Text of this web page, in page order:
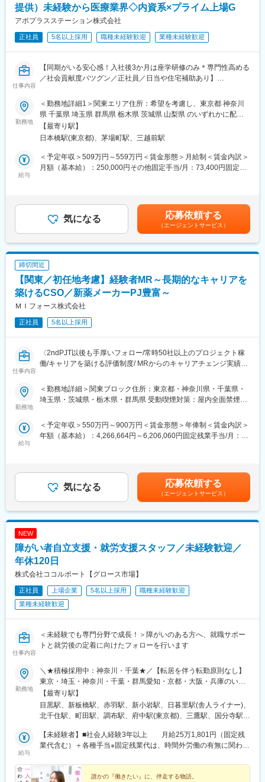
変更の範囲：会社の定める業務
◎未経験から医療業界へ｜大手製薬会社のプロジェクトで働ける
◎3ヶ月研修＋OJTでゼロから育成｜専門性の高いキャリア形成
◎年収500万円～＋社宅補助あり｜収入アップ可能
◎異業種出身者（営業、接客、旅行・ホテル、介護、公務員、教
■入社後の流れ
▽約3ヶ月の研修（医療知識・業務理解）
けながら実務習得
▽キャリア形成（MR経験者スペシャリスト・管理職や本社管理職
へのキャリアアップ＆キャリアチェンジの可能性アリ）
■充実した研修制度
・入社後3ヶ月は研修に専念（基礎から習得）
・全員未経験入社！同期とスタートできる環境
・外勤手当（1日1,500円）
・社宅制度（家賃60％会社負担）※条件あり
■当社の特徴
研修終了後は各製薬メーカーのプロジェクトに配属される『コン
クラクトMR』。配属期間は平均2～3年程。新薬を中心にプロジ
ェクトが豊富にあり、成長機会が広がります。
がんや希少疾患の医薬品担当など専門性を深めるキャリアや、マ
ネジメント・人材育成など多様なキャリアパスが可能。
つくため、将来にわたって活かせる市場価値の高いキャリアを築
くことが可能です。
変更の範囲：会社の定める業務
提供）未経験から医療業界◇内資系×プライム上場G
アポプラスステーション株式会社
正社員 5名以上採用 職種未経験歓迎 業種未経験歓迎
仕事内容
【同期がいる安心感！入社後3か月は座学研修のみ＊専門性高める
／社会貢献度バツグン／正社員／日当や住宅補助あり】
★本ポジションは、未経験から医療業界で活躍できます！
・医療を通じて社会に貢献したい
・仕事を通じて学びを深め自己の成長を実感したい
・専門職として知識、技能を身に付けたい
・内資系の安定企業で働きたい
という方にはおススメです！
＜2人に1人は未経験入社、75%は異業種からの転職者です＞
品に関する情報提供を行います。
医薬品は「どの成分に、どのような効果があって、誰に使うと良
いのか」などの情報が付加されて、初めて効果的に使うことがで
きます。医師への適切な医薬品情報の提供を通じて、患者さんの
治療、地域医療課題に貢献することができます。
・入社から3か月間：座学研修（導入教育）のみ
わせて行う、MR認定試験に100％を担保する対策講座がありま
す。
フォロー体制を整えております。
★入社同期がいるため、一緒に頑張れる環境です！専門性の高い
■魅力ポイント：
＜安定性＞
・当社は、東証プライム上場以来、10期連続で増収中のクオール
グループに属しており、主力事業を担っています。
＜社会貢献度の高さ＞
＜頑張りは適切に評価＞
成果に応じた評価制度が整っており、頑張り次第で大幅な年収UP
■福利厚生（転勤を伴う場合）：
＜社宅制度（法人契約）＞
・家賃：一部会社負担
・住居契約初期経費：会社負担（上限設定あり）
・入居時の引越し費用：会社負担（会社指定業者）
勤務地
＜勤務地詳細1＞関東エリア住所：希望を考慮し、東京都 神奈川
県 千葉県 埼玉県 群馬県 栃木県 茨城県 山梨県 のいずれかに配属
致します。受動喫煙対策：屋内全面禁煙＜勤務地詳細2＞本社住
所：東京都中央区日本橋2-14-1 フロントプレイス日本橋勤務地最
更の範囲：会社の定める事業所
【最寄り駅】
日本橋駅(東京都)、茅場町駅、三越前駅
給与
＜予定年収＞509万円～559万円＜賃金形態＞月給制＜賃金内訳＞
月額（基本給）：250,000円その他固定手当/月：73,400円固定残
どを考慮し、規定により決定します。※年収の他に別途日当（月額
3～4万円）・諸手当有昇給：年1回★頑張りに応じて年収UP★赴
任先の評価次第で大幅に年収をUPできます。（年2回業績給改
定）賃金はあくまでも目安の金額であり、選考を通じて上下する
可能性があります。月給(月額)は固定手当を含めた表記です。
気になる 応募依頼する
（エージェントサービス）
締切間近
【関東／初任地考慮】経験者MR～長期的なキャリアを
築けるCSO／新薬メーカーPJ豊富～
ＭＩフォース株式会社
正社員 5名以上採用
仕事内容
〈2ndPJT以後も手厚いフォロー/常時50社以上のプロジェクト稼
働/キャリアを築ける評価制度/ MRからのキャリアチェンジ実績有
クライアントである製薬会社のプロジェクトに所属し、MRとして
活躍していただきます。病院やクリニックの医師や医療関係者に
【同社の特徴】
■必ず新薬メーカーのプロジェクトにアサインします
オンコロジーを含め、希少疾患領域も多数ございますので、スペ
シャリスト、ゼネラリストどちらも目指すことが可能です。
■少数精鋭ならではの魅力～待機リスクが低いため、安心して就業
できる環境です～
適切なフォローを実施するために約300人のMR数を保って運営し
め、隙間なくアサインすることができますのでMRの成長機会を奪
うことは決してございません。適切なフォローが顧客である製薬
企業からの満足にもつながり、業界内でも評価されています。
■親身なフォロー体制とキャリアを築ける評価制度
CSOは本部のバックアップ体制が何より重要です。1人のプロジ
ェクトマネージャーが管理するMRは約20名程度であり、相談事
があればいつでも連絡できる距離感です。一カ月に一度の面談も
実施しており、日々の業務だけでなく中長期的な視点での相談も
可能です。また、クライアント・社内評価に基いた明確な評価制
度により、キャリアや年収アップに向けた目標を定めやすい環境
です。
制と研修コンテンツ～
特定の製剤を持たないCSOだからこそ、当社の教育サポートは単
なる知識の提供だけでなく、MRとしての現場力を培うことに比重
を置いております。
オンコロジー領域等の知識を提供するe-learningはもちろん、専門
としての営業スキルを身に着けることが可能です。
当社の研修内容は大手製薬企業所属MR教育にも使用されておりま
勤務地
＜勤務地詳細＞関東ブロック住所：東京都・神奈川県・千葉県・
埼玉県・茨城県・栃木県・群馬県 受動喫煙対策：屋内全面禁煙変
給与
＜予定年収＞550万円～900万円＜賃金形態＞年俸制＜賃金内訳＞
年額（基本給）：4,266,664円～6,206,060円固定残業手当/月：
給与補足＞■別途、外勤手当など手当支給※経験・能力などを考慮
の上、話し合いで決定賃金はあくまでも目安の金額であり、選考
を通じて上下する可能性があります。月給(月額)は固定手当を含め
た表記です。
気になる 応募依頼する
（エージェントサービス）
NEW
障がい者自立支援・就労支援スタッフ／未経験歓迎／
年休120日
株式会社ココルポート【グロース市場】
正社員 上場企業 5名以上採用
職種未経験歓迎
業種未経験歓迎
仕事内容
＜未経験でも専門分野で成長！＞障がいのある方へ、就職サポー
トと就労後の定着に向けたフォローを行います
勤務地
＼★積極採用中：神奈川・千葉★／【転居を伴う転勤原則なし】
東京・埼玉・神奈川・千葉・群馬愛知・京都・大阪・兵庫のいず
れか※希望を考慮※受動喫煙対策あり＝＝＝＝積極採用中！！＝＝
＝＝【神奈川県】横浜市・川崎市・藤沢市・厚木市・相模原市・
平塚市・大和市・横須賀市秦野市・鎌倉市・海老名市【千葉県】
安市・市川市＝＝＝＝＝＝＝＝＝＝＝＝＝＝＝＝【東京都】板橋
区・足立区・北区・荒川区・目黒区・葛飾区・三鷹市・調布市・
ま市・川越市・朝霞市・所沢市・越谷市・春日部市・久喜市・熊
谷【群馬県】高崎市【栃木県】宇都宮【兵庫県】尼崎市・神戸市
【最寄り駅】
目黒駅、新板橋駅、赤羽駅、新小岩駅、日暮里駅(舎人ライナー)、
北千住駅、町田駅、調布駅、府中駅(東京都)、三鷹駅、国分寺駅、
蘇我駅、柏駅、津田沼駅、船橋駅、京成船橋駅、幸谷駅、新松戸
駅、流山おおたかの森駅、東葉勝田台駅、勝田台駅、本八幡駅(総
駅、南浦和駅、南越谷駅、春日部駅、川越駅、所沢駅、朝霞台
駅、北朝霞駅、川口駅、久喜駅、京急川崎駅、新丸子駅、向ケ丘
給与
【未経験者】■社会人経験3年以上 月給25万1,801円（固定残
業代含む）＋各種手当※固定残業代は、時間外労働の有無に関わら
追加で支給 ■社会人経験3年未満 月給25万5,801円（固定残業
代含む）＋各種手当※固定残業代は、時間外労働の有無に関わらず
誰かの『働きたい』に、伴走する物語。